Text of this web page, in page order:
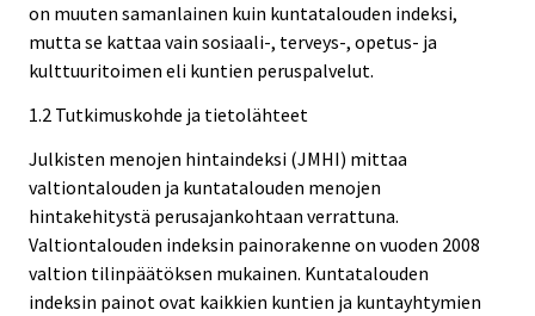
on muuten samanlainen kuin kuntatalouden indeksi,
mutta se kattaa vain sosiaali-, terveys-, opetus- ja
kulttuuritoimen eli kuntien peruspalvelut.
1.2 Tutkimuskohde ja tietolähteet
Julkisten menojen hintaindeksi (JMHI) mittaa
valtiontalouden ja kuntatalouden menojen
hintakehitystä perusajankohtaan verrattuna.
Valtiontalouden indeksin painorakenne on vuoden 2008
valtion tilinpäätöksen mukainen. Kuntatalouden
indeksin painot ovat kaikkien kuntien ja kuntayhtymien